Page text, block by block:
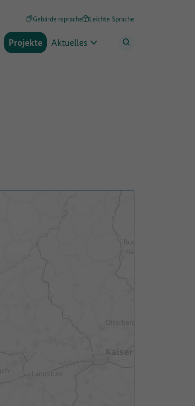
Gebärdensprache Leichte Sprache
Projekte Aktuelles